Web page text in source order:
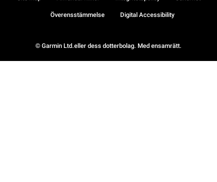
© Garmin Ltd.eller dess dotterbolag. Med ensamrätt.
Överensstämmelse Digital Accessibility